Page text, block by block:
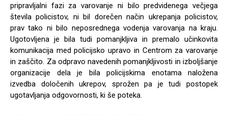
pripravljalni fazi za varovanje ni bilo predvidenega večjega
števila policistov, ni bil dorečen način ukrepanja policistov,
prav tako ni bilo neposrednega vodenja varovanja na kraju.
Ugotovljena je bila tudi pomanjkljiva in premalo učinkovita
komunikacija med policijsko upravo in Centrom za varovanje
in zaščito. Za odpravo navedenih pomanjkljivosti in izboljšanje
organizacije dela je bila policijskima enotama naložena
izvedba določenih ukrepov, sprožen pa je tudi postopek
ugotavljanja odgovornosti, ki še poteka.